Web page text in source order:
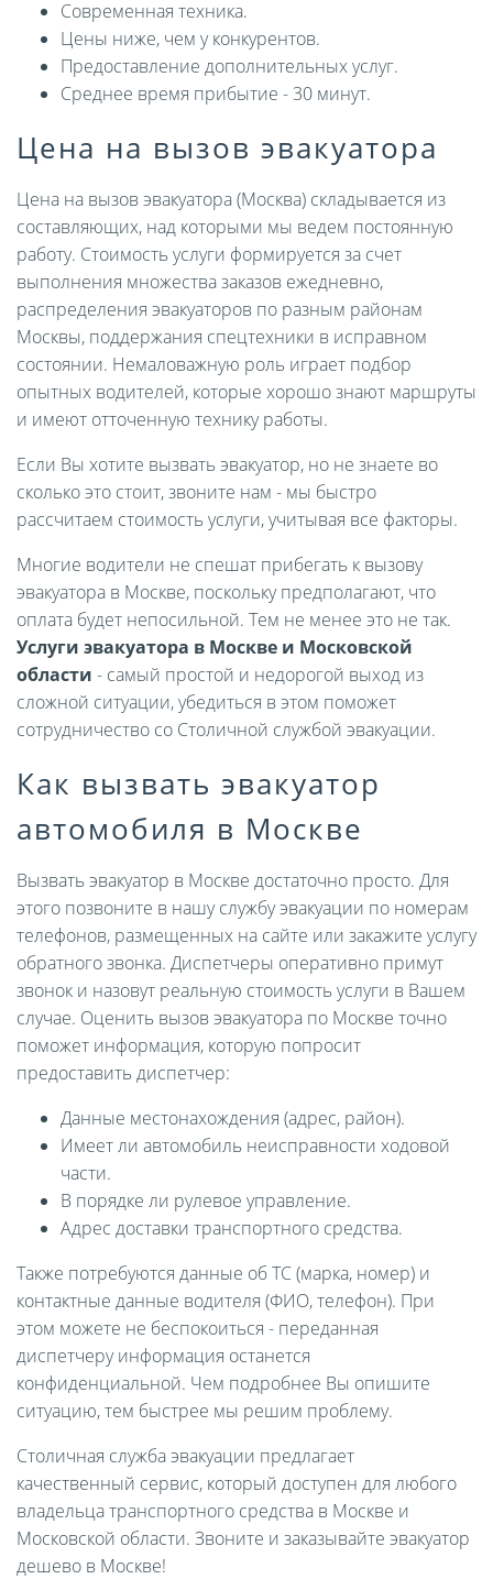
Современная техника.
Цены ниже, чем у конкурентов.
Предоставление дополнительных услуг.
Среднее время прибытие - 30 минут.
Цена на вызов эвакуатора
Цена на вызов эвакуатора (Москва) складывается из
составляющих, над которыми мы ведем постоянную
работу. Стоимость услуги формируется за счет
выполнения множества заказов ежедневно,
распределения эвакуаторов по разным районам
Москвы, поддержания спецтехники в исправном
состоянии. Немаловажную роль играет подбор
опытных водителей, которые хорошо знают маршруты
и имеют отточенную технику работы.
Если Вы хотите вызвать эвакуатор, но не знаете во
сколько это стоит, звоните нам - мы быстро
рассчитаем стоимость услуги, учитывая все факторы.
Многие водители не спешат прибегать к вызову
эвакуатора в Москве, поскольку предполагают, что
оплата будет непосильной. Тем не менее это не так.
Услуги эвакуатора в Москве и Московской
области - самый простой и недорогой выход из
сложной ситуации, убедиться в этом поможет
сотрудничество со Столичной службой эвакуации.
Как вызвать эвакуатор
автомобиля в Москве
Вызвать эвакуатор в Москве достаточно просто. Для
этого позвоните в нашу службу эвакуации по номерам
телефонов, размещенных на сайте или закажите услугу
обратного звонка. Диспетчеры оперативно примут
звонок и назовут реальную стоимость услуги в Вашем
случае. Оценить вызов эвакуатора по Москве точно
поможет информация, которую попросит
предоставить диспетчер:
Данные местонахождения (адрес, район).
Имеет ли автомобиль неисправности ходовой
части.
В порядке ли рулевое управление.
Адрес доставки транспортного средства.
Также потребуются данные об ТС (марка, номер) и
контактные данные водителя (ФИО, телефон). При
этом можете не беспокоиться - переданная
диспетчеру информация останется
конфиденциальной. Чем подробнее Вы опишите
ситуацию, тем быстрее мы решим проблему.
Столичная служба эвакуации предлагает
качественный сервис, который доступен для любого
владельца транспортного средства в Москве и
Московской области. Звоните и заказывайте эвакуатор
дешево в Москве!